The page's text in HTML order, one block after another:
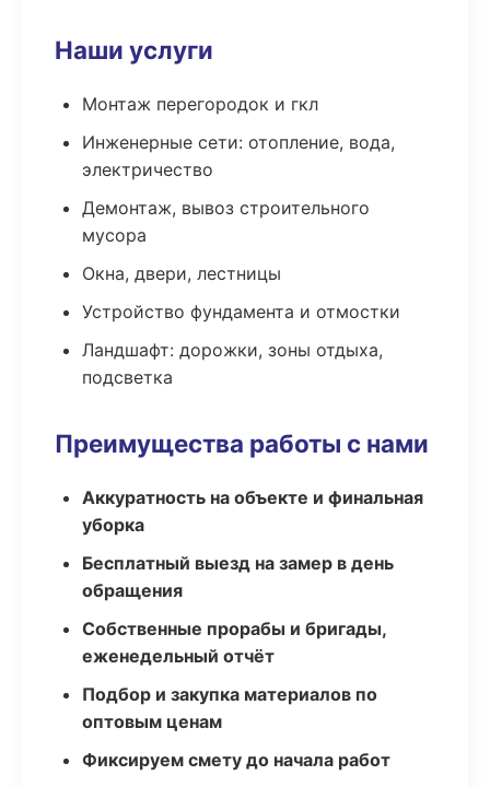
Наши услуги
Монтаж перегородок и гкл
Инженерные сети: отопление, вода,
электричество
Демонтаж, вывоз строительного
мусора
Окна, двери, лестницы
Устройство фундамента и отмостки
Ландшафт: дорожки, зоны отдыха,
подсветка
Преимущества работы с нами
Аккуратность на объекте и финальная
уборка
Бесплатный выезд на замер в день
обращения
Собственные прорабы и бригады,
еженедельный отчёт
Подбор и закупка материалов по
оптовым ценам
Фиксируем смету до начала работ